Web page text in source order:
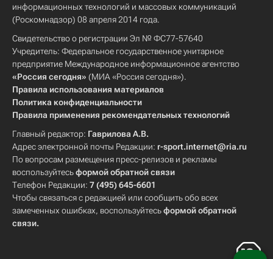
информационных технологий и массовых коммуникаций
(Роскомнадзор) 08 апреля 2014 года.
Свидетельство о регистрации Эл № ФС77-57640
Учредитель: Федеральное государственное унитарное
предприятие Международное информационное агентство
«Россия сегодня» (МИА «Россия сегодня»).
Правила использования материалов
Политика конфиденциальности
Правила применения рекомендательных технологий
Главный редактор: Гаврилова А.В.
Адрес электронной почты Редакции: r-sport.internet@ria.ru
По вопросам размещения пресс-релизов и рекламы
воспользуйтесьформой обратной связи
Телефон Редакции: 7 (495) 645-6601
Чтобы связаться с редакцией или сообщить обо всех
замеченных ошибках, воспользуйтесьформой обратной
связи.